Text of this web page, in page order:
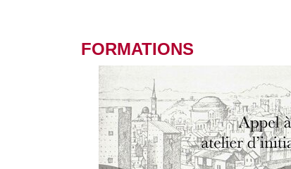
FORMATIONS